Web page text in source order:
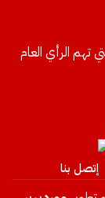
تهم الرأي العام
إتصل بنا